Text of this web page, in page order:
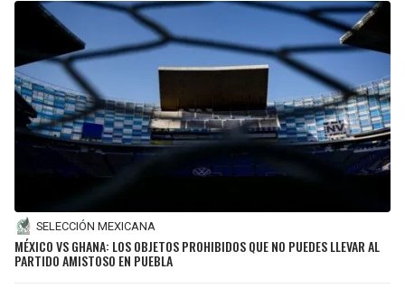
SELECCIÓN MEXICANA
MÉXICO VS GHANA: LOS OBJETOS PROHIBIDOS QUE NO PUEDES LLEVAR AL
PARTIDO AMISTOSO EN PUEBLA